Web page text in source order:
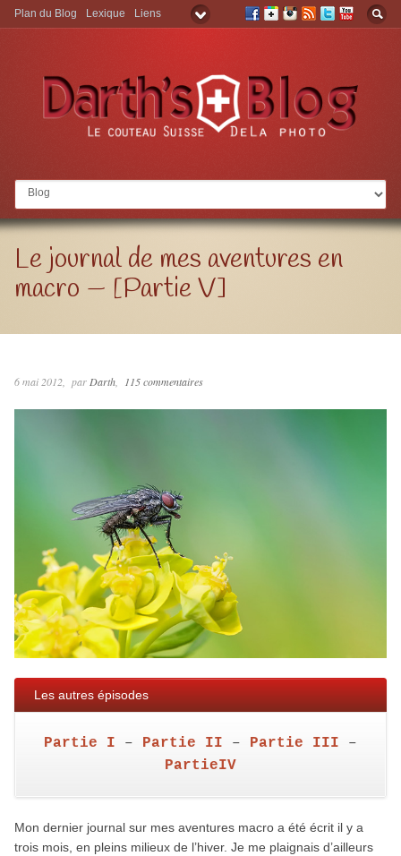
Aller à:
Plan du Blog Lexique Liens
Le journal de mes aventures en
macro — [Partie V]
6 mai 2012 parDarth 115 commentaires
Les autres épisodes
Partie I – Partie II – Partie III –
PartieIV
Mon dernier journal sur mes aventures macro a été écrit il y a
trois mois, en pleins milieux de l’hiver. Je me plaignais d’ailleurs